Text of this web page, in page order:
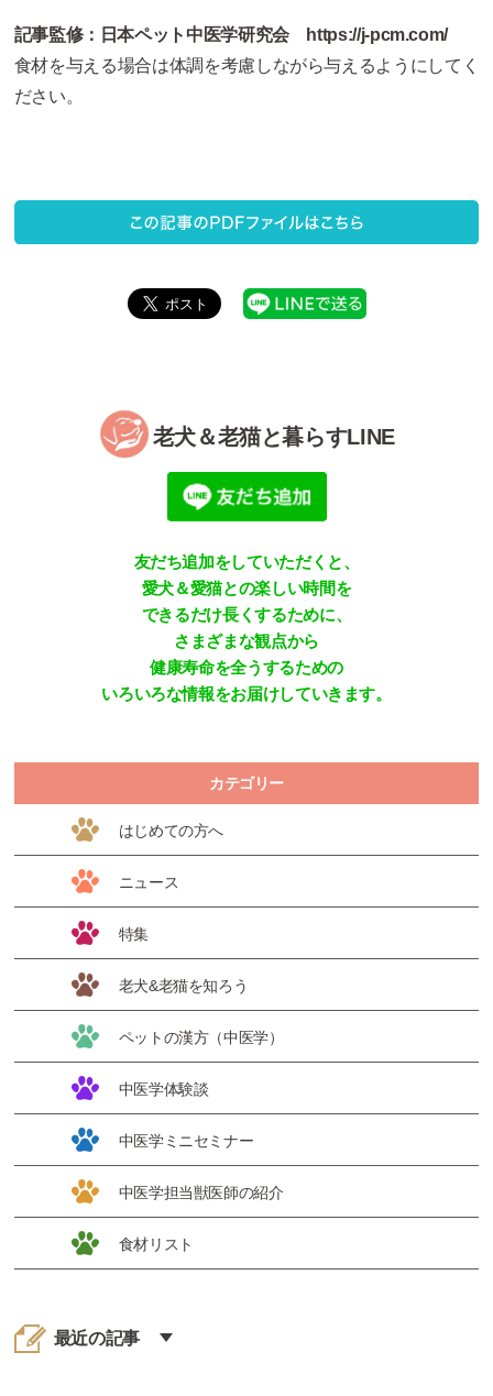
記事監修： 日本ペット中医学研究会 https://j-pcm.com/
食材を与える場合は体調を考慮しながら与えるようにしてく
ださい。
老犬＆老猫と暮らすLINE
友だち追加をしていただくと、
愛犬＆愛猫との楽しい時間を
できるだけ長くするために、
さまざまな観点から
健康寿命を全うするための
いろいろな情報をお届けしていきます。
カテゴリー
はじめての方へ
ニュース
特集
老犬&老猫を知ろう
ペットの漢方（中医学）
中医学体験談
中医学ミニセミナー
中医学担当獣医師の紹介
食材リスト
最近の記事